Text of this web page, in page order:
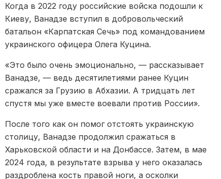
Когда в 2022 году российские войска подошли к
Киеву, Ванадзе вступил в добровольческий
батальон «Карпатская Сечь» под командованием
украинского офицера Олега Куцина.
«Это было очень эмоционально, — рассказывает
Ванадзе, — ведь десятилетиями ранее Куцин
сражался за Грузию в Абхазии. А тридцать лет
спустя мы уже вместе воевали против России».
После того как он помог отстоять украинскую
столицу, Ванадзе продолжил сражаться в
Харьковской области и на Донбассе. Затем, в мае
2024 года, в результате взрыва у него оказалась
раздроблена кость правой ноги, а осколки